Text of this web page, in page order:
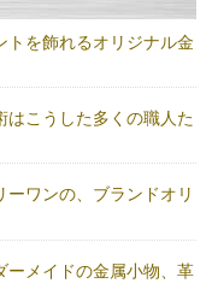
トを飾れるオリジナル金
はこうした多くの職人た
ワンの、ブランドオリ
ーメイドの金属小物、革